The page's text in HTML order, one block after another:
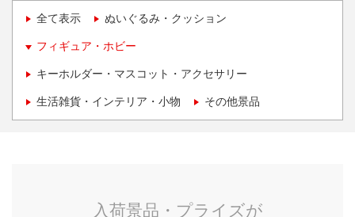
全て表示 ぬいぐるみ・クッション
フィギュア・ホビー
キーホルダー・マスコット・アクセサリー
生活雑貨・インテリア・小物 その他景品